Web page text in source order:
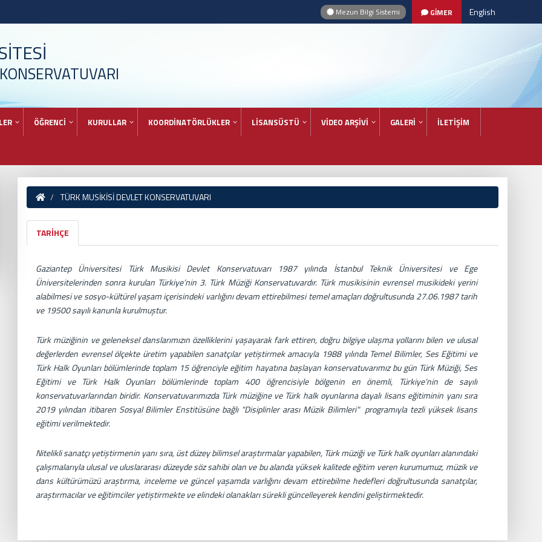
Mezun Bilgi Sistemi GİMER English
ÖĞRENCİ KURULLAR KOORDİNATÖRLÜKLER LİSANSÜSTÜ VİDEO ARŞİVİ GALERİ İLETİŞİM
TÜRK MUSİKİSİ DEVLET KONSERVATUVARI
TARİHÇE
Gaziantep Üniversitesi Türk Musikisi Devlet Konservatuvarı 1987 yılında İstanbul Teknik Üniversitesi ve Ege
Üniversitelerinden sonra kurulan Türkiye’nin 3. Türk Müziği Konservatuvardır. Türk musikisinin evrensel musikideki yerini
alabilmesi ve sosyo-kültürel yaşam içerisindeki varlığını devam ettirebilmesi temel amaçları doğrultusunda 27.06.1987 tarih
ve 19500 sayılı kanunla kurulmuştur.
Türk müziğinin ve geleneksel danslarımızın özelliklerini yaşayarak fark ettiren, doğru bilgiye ulaşma yollarını bilen ve ulusal
değerlerden evrensel ölçekte üretim yapabilen sanatçılar yetiştirmek amacıyla 1988 yılında Temel Bilimler, Ses Eğitimi ve
Türk Halk Oyunları bölümlerinde toplam 15 öğrenciyle eğitim hayatına başlayan konservatuvarımız bu gün Türk Müziği, Ses
Eğitimi ve Türk Halk Oyunları bölümlerinde toplam 400 öğrencisiyle bölgenin en önemli, Türkiye’nin de sayılı
konservatuvarlarından biridir. Konservatuvarımızda Türk müziğine ve Türk halk oyunlarına dayalı lisans eğitiminin yanı sıra
2019 yılından itibaren Sosyal Bilimler Enstitüsüne bağlı "Disiplinler arası Müzik Bilimleri" programıyla tezli yüksek lisans
eğitimi verilmektedir.
Nitelikli sanatçı yetiştirmenin yanı sıra, üst düzey bilimsel araştırmalar yapabilen, Türk müziği ve Türk halk oyunları alanındaki
çalışmalarıyla ulusal ve uluslararası düzeyde söz sahibi olan ve bu alanda yüksek kalitede eğitim veren kurumumuz, müzik ve
dans kültürümüzü araştırma, inceleme ve güncel yaşamda varlığını devam ettirebilme hedefleri doğrultusunda sanatçılar,
araştırmacılar ve eğitimciler yetiştirmekte ve elindeki olanakları sürekli güncelleyerek kendini geliştirmektedir.